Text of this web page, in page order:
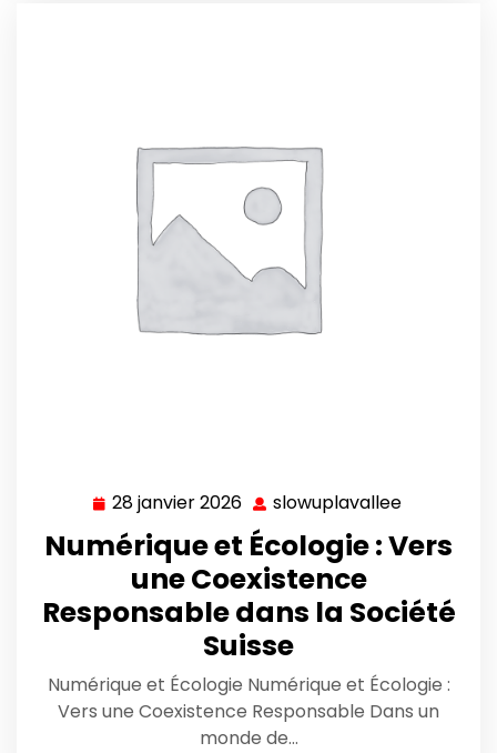
28 janvier 2026 28
janvier
2026
slowuplavallee
Numérique et Écologie : Vers
une Coexistence
Responsable dans la Société
Suisse
Numérique et Écologie Numérique et Écologie :
Vers une Coexistence Responsable Dans un
monde de…